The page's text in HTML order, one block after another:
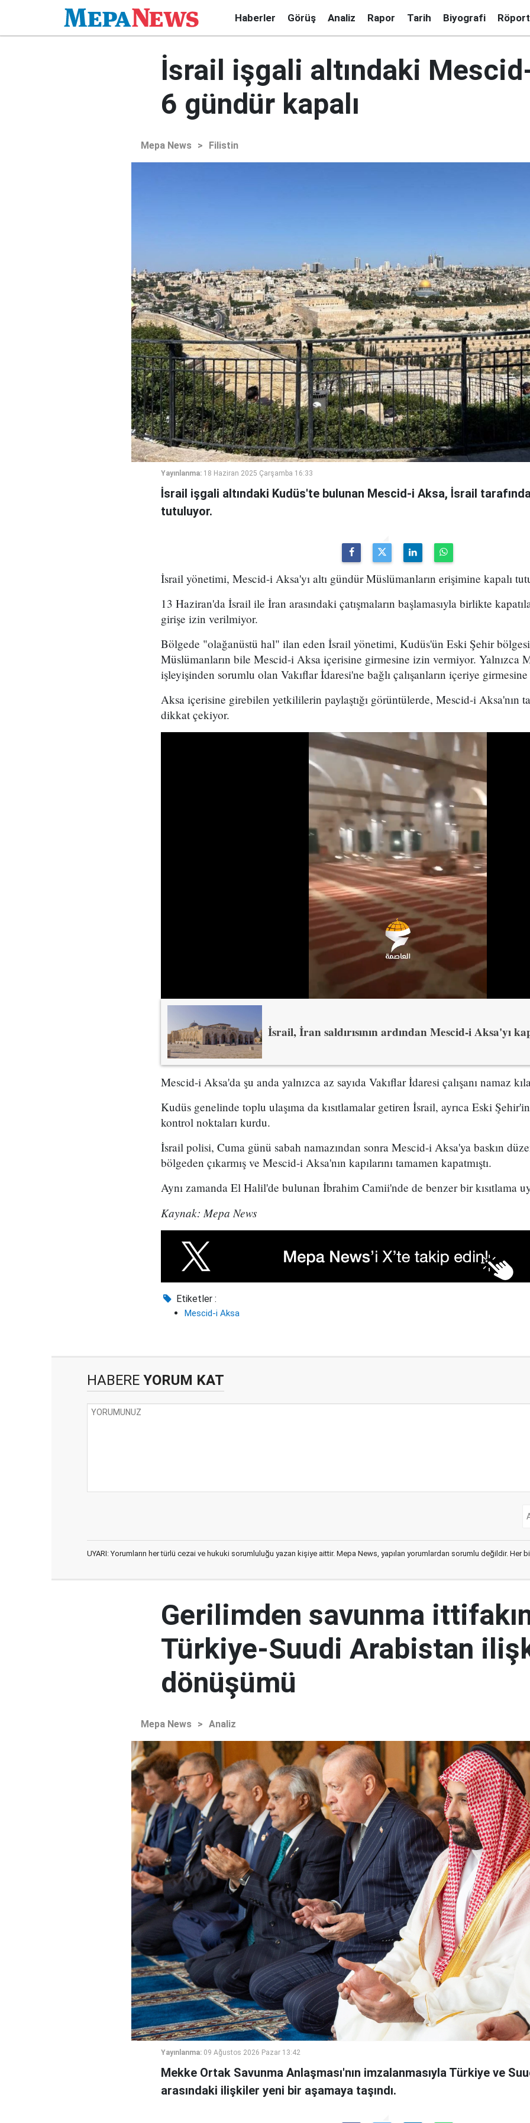
Haberler Görüş Analiz Rapor Tarih Biyografi
İsrail işgali altındaki
6 gündür kapalı
Mepa News > Filistin
Yayınlanma: 18 Haziran 2025 Çarşamba 16:33
İsrail işgali altındaki Kudüs'te bulunan Mescid-i Aksa, İsrail
tutuluyor.
İsrail yönetimi, Mescid-i Aksa'yı altı gündür Müslümanların erişimine kapalı
13 Haziran'da İsrail ile İran arasındaki çatışmaların başlamasıyla birlikte
girişe izin verilmiyor.
Bölgede "olağanüstü hal" ilan eden İsrail yönetimi, Kudüs'ün Eski Şehir
Müslümanların bile Mescid-i Aksa içerisine girmesine izin vermiyor. Yalnızca
işleyişinden sorumlu olan Vakıflar İdaresi'ne bağlı çalışanların içeriye
Aksa içerisine girebilen yetkililerin paylaştığı görüntülerde, Mescid-i Aksa'nın
dikkat çekiyor.
İsrail, İran saldırısının ardından Mescid-i Aksa'yı
Mescid-i Aksa'da şu anda yalnızca az sayıda Vakıflar İdaresi çalışanı namaz
Kudüs genelinde toplu ulaşıma da kısıtlamalar getiren İsrail, ayrıca Eski
kontrol noktaları kurdu.
İsrail polisi, Cuma günü sabah namazından sonra Mescid-i Aksa'ya baskın
bölgeden çıkarmış ve Mescid-i Aksa'nın kapılarını tamamen kapatmıştı.
Aynı zamanda El Halil'de bulunan İbrahim Camii'nde de benzer bir kısıtlama
Kaynak: Mepa News
Etiketler :
Mescid-i Aksa
HABERE YORUM KAT
UYARI: Yorumların her türlü cezai ve hukuki sorumluluğu yazan kişiye aittir. Mepa News, yapılan yorumlardan sorumlu değildir. Her
Gerilimden savunma
Türkiye-Suudi Arabistan
dönüşümü
Mepa News > Analiz
Yayınlanma: 09 Ağustos 2026 Pazar 13:42
Mekke Ortak Savunma Anlaşması'nın imzalanmasıyla Türkiye ve
arasındaki ilişkiler yeni bir aşamaya taşındı.